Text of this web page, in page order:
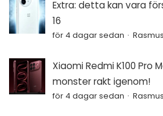
Extra: detta kan vara
16
för 4 dagar sedan
Xiaomi Redmi K100 Pro
monster rakt igenom!
för 4 dagar sedan